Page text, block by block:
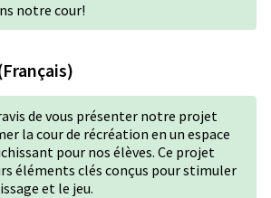
notre cour!
de vous présenter notre projet
la cour de récréation en un espace
pour nos élèves. Ce projet
éléments clés conçus pour stimuler
et le jeu.